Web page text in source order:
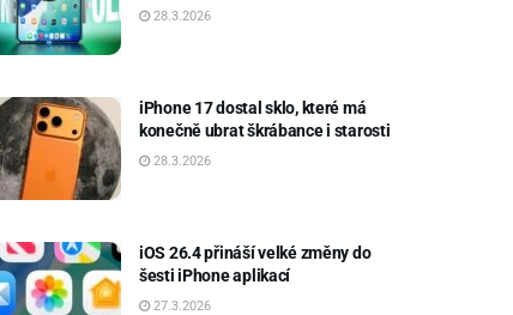
28.3.2026
iPhone 17 dostal sklo, které má
konečně ubrat škrábance i starosti
28.3.2026
iOS 26.4 přináší velké změny do
šesti iPhone aplikací
27.3.2026